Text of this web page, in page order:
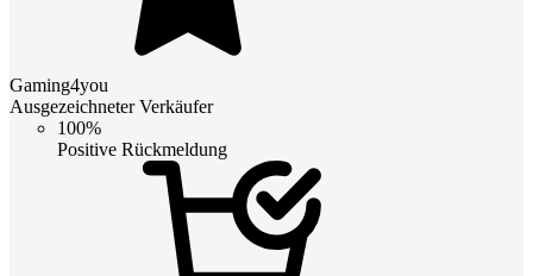
Gaming4you
Ausgezeichneter Verkäufer
100%
Positive Rückmeldung